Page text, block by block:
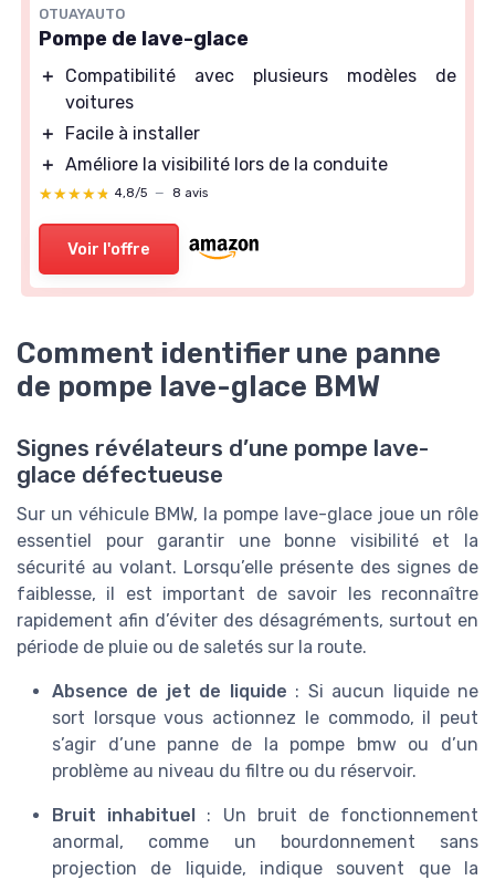
OTUAYAUTO
Pompe de lave-glace
＋
Compatibilité avec plusieurs modèles de
voitures
＋
Facile à installer
＋ Améliore la visibilité lors de la conduite
★★★★★
★★★★★ 4,8/5 — 8 avis
Voir l'offre
Comment identifier une panne
de pompe lave-glace BMW
Signes révélateurs d’une pompe lave-
glace défectueuse
Sur un véhicule BMW, la pompe lave-glace joue un rôle
essentiel pour garantir une bonne visibilité et la
sécurité au volant. Lorsqu’elle présente des signes de
faiblesse, il est important de savoir les reconnaître
rapidement afin d’éviter des désagréments, surtout en
période de pluie ou de saletés sur la route.
Absence de jet de liquide : Si aucun liquide ne
sort lorsque vous actionnez le commodo, il peut
s’agir d’une panne de la pompe bmw ou d’un
problème au niveau du filtre ou du réservoir.
Bruit inhabituel : Un bruit de fonctionnement
anormal, comme un bourdonnement sans
projection de liquide, indique souvent que la